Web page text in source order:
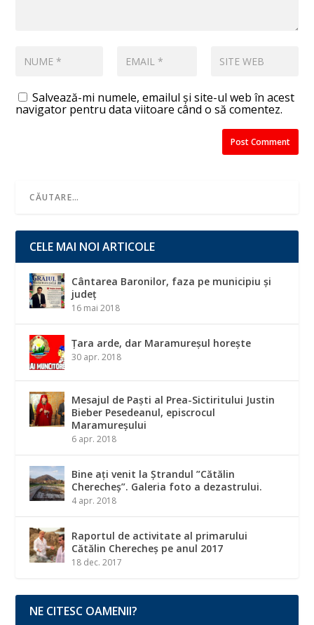
Salvează-mi numele, emailul și site-ul web în acest
navigator pentru data viitoare când o să comentez.
CELE MAI NOI ARTICOLE
Cântarea Baronilor, faza pe municipiu și
județ
16 mai 2018
Țara arde, dar Maramureșul horește
30 apr. 2018
Mesajul de Paști al Prea-Sictiritului Justin
Bieber Pesedeanul, episcrocul
Maramureșului
6 apr. 2018
Bine ați venit la Ștrandul ”Cătălin
Cherecheș”. Galeria foto a dezastrului.
4 apr. 2018
Raportul de activitate al primarului
Cătălin Cherecheș pe anul 2017
18 dec. 2017
NE CITESC OAMENII?